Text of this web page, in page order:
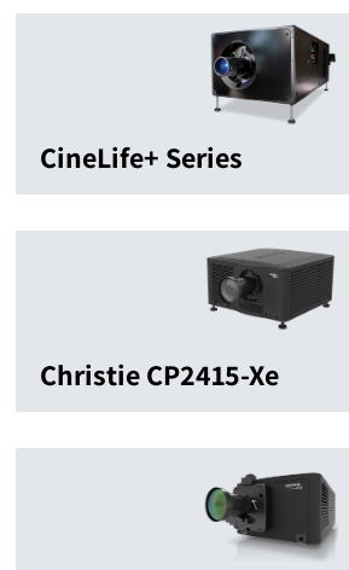
CineLife+ Series
Christie CP2415-Xe